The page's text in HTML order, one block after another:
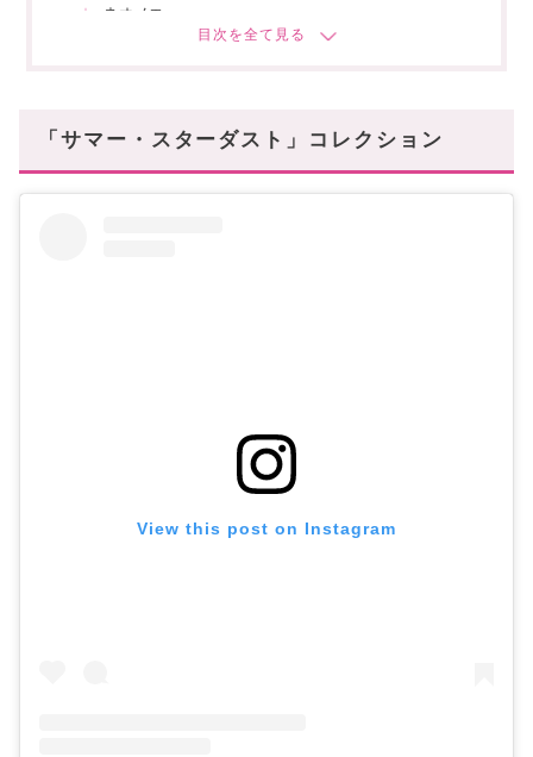
ネオノエ
まとめ
「サマー・スターダスト」コレクション
View this post on Instagram